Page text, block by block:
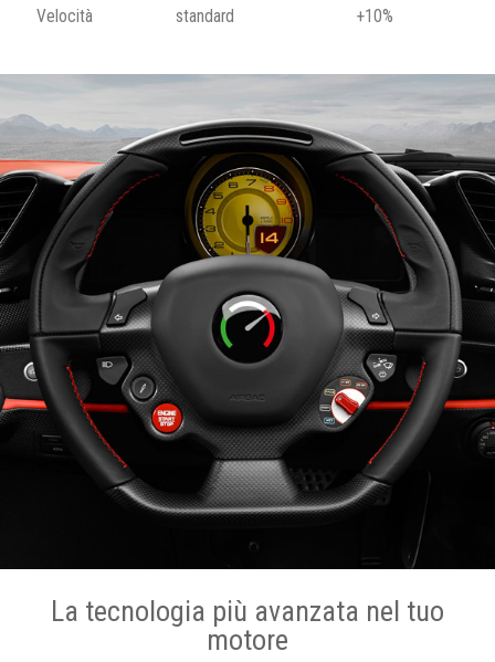
Velocità standard +10%
La tecnologia più avanzata nel tuo
motore